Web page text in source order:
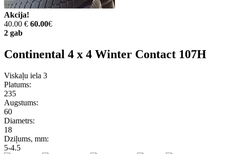
Akcija!
40.00 € 60.00€
2 gab
Continental 4 x 4 Winter Contact 107H
Viskaļu iela 3
Platums:
235
Augstums:
60
Diametrs:
18
Dziļums, mm:
5-4.5